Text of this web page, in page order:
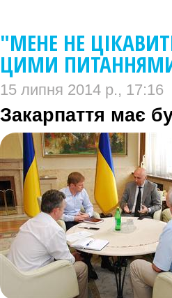
"МЕНЕ НЕ
ЦИМИ
15 липня 2014 р., 17:16
Закарпаття має